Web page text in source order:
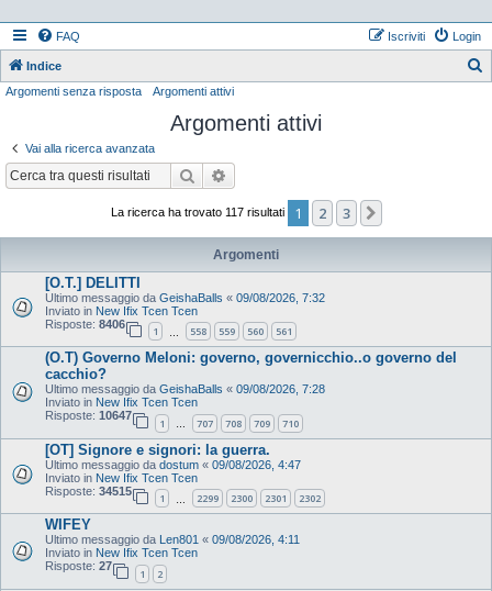
FAQ Login
Iscriviti
Indice
Argomenti senza risposta Argomenti attivi
Argomenti attivi
Vai alla ricerca avanzata
Cerca
La ricerca ha trovato 117 risultati 1 2 3
Argomenti
[O.T.] DELITTI
Ultimo messaggio da GeishaBalls « 09/08/2026, 7:32
Inviato in New Ifix Tcen Tcen
Risposte: 8406
1 558 559 560 561
(O.T) Governo Meloni: governo, governicchio..o governo del
cacchio?
Ultimo messaggio da GeishaBalls « 09/08/2026, 7:28
Inviato in New Ifix Tcen Tcen
Risposte: 10647
1 … 707 708 709 710
[OT] Signore e signori: la guerra.
Ultimo messaggio da dostum « 09/08/2026, 4:47
Inviato in New Ifix Tcen Tcen
Risposte: 34515
1 2299 2300 2301 2302
WIFEY
Ultimo messaggio da Len801 « 09/08/2026, 4:11
Inviato in New Ifix Tcen Tcen
Risposte: 27
1 2